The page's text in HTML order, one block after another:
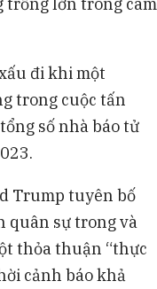
trống lớn trong cam
đi khi một
trong cuộc tấn
số nhà báo tử
Trump tuyên bố
quân sự trong và
thỏa thuận “thực
cảnh báo khả